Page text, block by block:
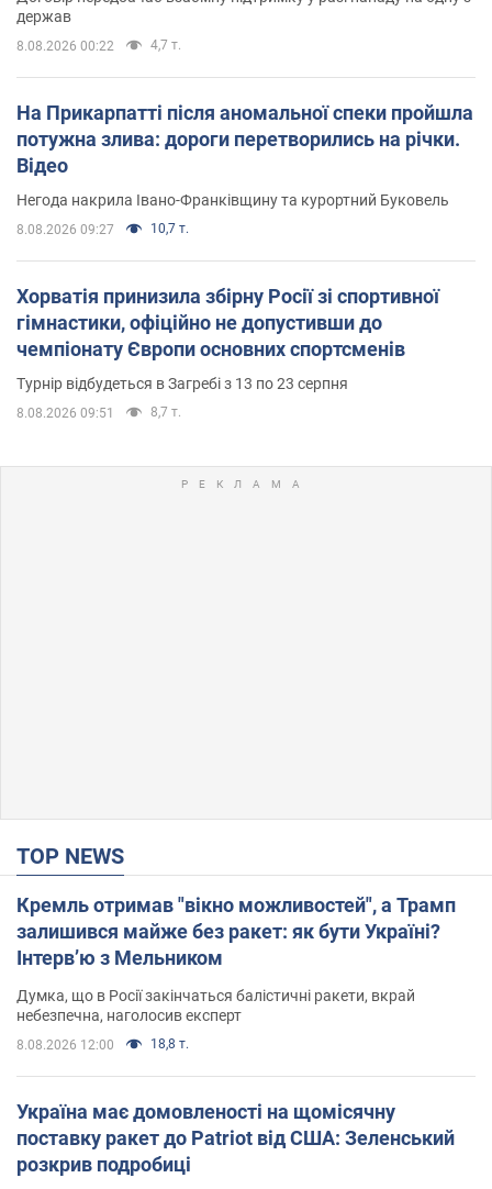
держав
8.08.2026 00:22 4,7 т.
На Прикарпатті після аномальної спеки пройшла
потужна злива: дороги перетворились на річки.
Відео
Негода накрила Івано-Франківщину та курортний Буковель
8.08.2026 09:27 10,7 т.
Хорватія принизила збірну Росії зі спортивної
гімнастики, офіційно не допустивши до
чемпіонату Європи основних спортсменів
Турнір відбудеться в Загребі з 13 по 23 серпня
8.08.2026 09:51 8,7 т.
TOP NEWS
Кремль отримав "вікно можливостей", а Трамп
залишився майже без ракет: як бути Україні?
Інтерв’ю з Мельником
Думка, що в Росії закінчаться балістичні ракети, вкрай
небезпечна, наголосив експерт
8.08.2026 12:00 18,8 т.
Україна має домовленості на щомісячну
поставку ракет до Patriot від США: Зеленський
розкрив подробиці